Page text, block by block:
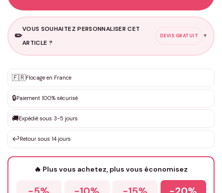
✏️
VOUS SOUHAITEZ PERSONNALISER CET
ARTICLE ?
DEVIS GRATUIT ▼
✨ Personnalisation sur mesure
DEVIS GRATUIT · Personnalisation de 3 à 10€ selon la demande
Que souhaitez-vous ?*
Votre texte / idée*
Prénom*
🇫🇷Flocage en France
🔒Paiement 100% sécurisé
🚚Expédié sous 3-5 jours
↩️Retour sous 14 jours
🔥 Plus vous achetez, plus vous économisez